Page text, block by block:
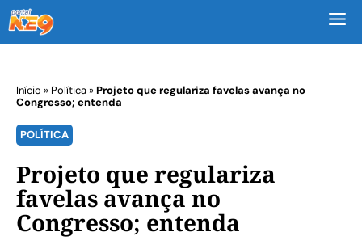
Início » Política»Projeto que regulariza favelas avança no
Congresso; entenda
POLÍTICA
Projeto que regulariza
favelas avança no
Congresso; entenda